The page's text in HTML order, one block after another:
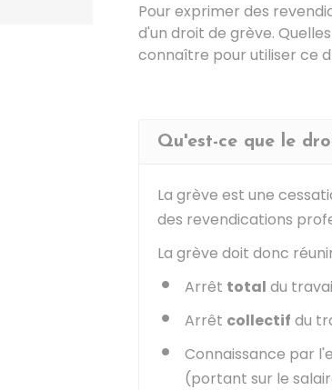
Pour exprimer des
d'un droit de grève.
connaître pour utiliser ce
Qu'est-ce que le
La grève est une
des revendications
La grève doit donc
Arrêt total du
Arrêt collectif du
Connaissance par
(portant sur le